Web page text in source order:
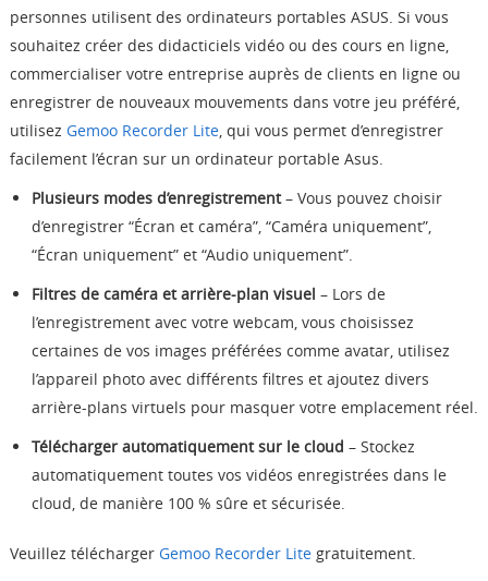
personnes utilisent des ordinateurs portables ASUS. Si vous
souhaitez créer des didacticiels vidéo ou des cours en ligne,
commercialiser votre entreprise auprès de clients en ligne ou
enregistrer de nouveaux mouvements dans votre jeu préféré,
utilisez Gemoo Recorder Lite, qui vous permet d’enregistrer
facilement l’écran sur un ordinateur portable Asus.
Plusieurs modes d’enregistrement– Vous pouvez choisir
d’enregistrer “Écran et caméra”, “Caméra uniquement”,
“Écran uniquement” et “Audio uniquement”.
Filtres de caméra et arrière-plan visuel – Lors de
l’enregistrement avec votre webcam, vous choisissez
certaines de vos images préférées comme avatar, utilisez
l’appareil photo avec différents filtres et ajoutez divers
arrière-plans virtuels pour masquer votre emplacement réel.
Télécharger automatiquement sur le cloud – Stockez
automatiquement toutes vos vidéos enregistrées dans le
cloud, de manière 100 % sûre et sécurisée.
Veuillez télécharger Gemoo Recorder Litegratuitement.